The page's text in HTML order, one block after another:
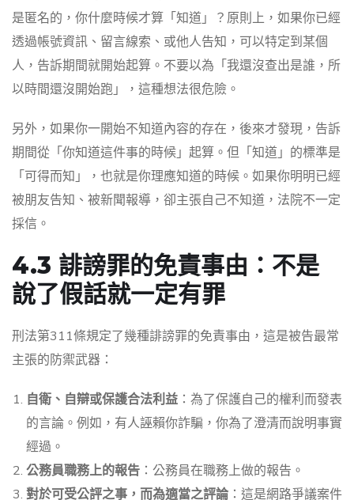
是匿名的，你什麼時候才算「知道」？原則上，如果你已經
透過帳號資訊、留言線索、或他人告知，可以特定到某個
人，告訴期間就開始起算。不要以為「我還沒查出是誰，所
以時間還沒開始跑」，這種想法很危險。
另外，如果你一開始不知道內容的存在，後來才發現，告訴
期間從「你知道這件事的時候」起算。但「知道」的標準是
「可得而知」，也就是你理應知道的時候。如果你明明已經
被朋友告知、被新聞報導，卻主張自己不知道，法院不一定
採信。
4.3 誹謗罪的免責事由：不是
說了假話就一定有罪
刑法第311條規定了幾種誹謗罪的免責事由，這是被告最常
主張的防禦武器：
自衛、自辯或保護合法利益 ：為了保護自己的權利而發表
的言論。例如，有人誣賴你詐騙，你為了澄清而說明事實
經過。
公務員職務上的報告 ：公務員在職務上做的報告。
對於可受公評之事，而為適當之評論 ：這是網路爭議案件